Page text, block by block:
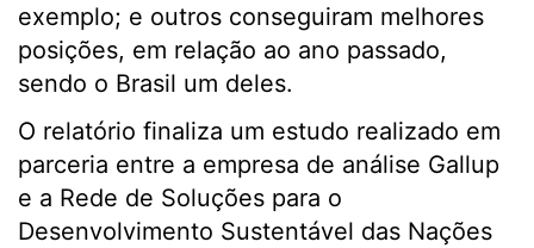
exemplo; e outros conseguiram melhores
posições, em relação ao ano passado,
sendo o Brasil um deles.
O relatório finaliza um estudo realizado em
parceria entre a empresa de análise Gallup
e a Rede de Soluções para o
Desenvolvimento Sustentável das Nações